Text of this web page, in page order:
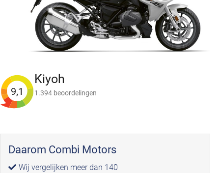
9,1
Kiyoh
1.394 beoordelingen
Daarom Combi Motors
Wij vergelijken meer dan 140